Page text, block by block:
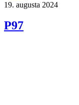
19. augusta 2024
P97